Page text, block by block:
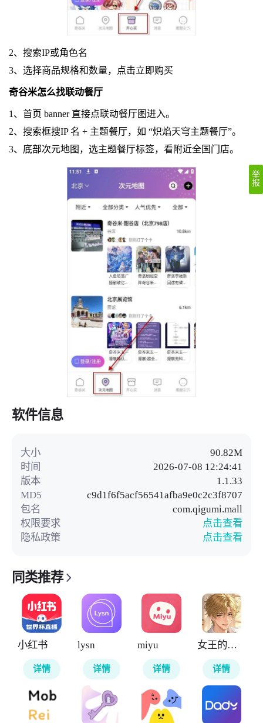
2、搜索IP或角色名
3、选择商品规格和数量，点击立即购买
奇谷米怎么找联动餐厅
1、首页 banner 直接点联动餐厅图进入。
2、搜索框搜IP 名 + 主题餐厅，如 “炽焰天穹主题餐厅”。
3、底部次元地图，选主题餐厅标签，看附近全国门店。
软件信息
大小
90.82M
时间
2026-07-08 12:24:41
版本
1.1.33
MD5
c9d1f6f5acf56541afba9e0c2c3f8707
包名
com.qigumi.mall
权限要求
点击查看
隐私政策
点击查看
同类推荐
小红书
详情
lysn
详情
miyu
详情
女王的声阁
详情
举
报